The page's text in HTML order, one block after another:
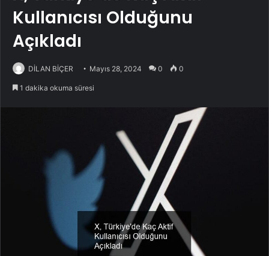
Kullanıcısı Olduğunu
Açıkladı
DİLAN BİÇER Mayıs 28, 2024 0 0
1 dakika okuma süresi